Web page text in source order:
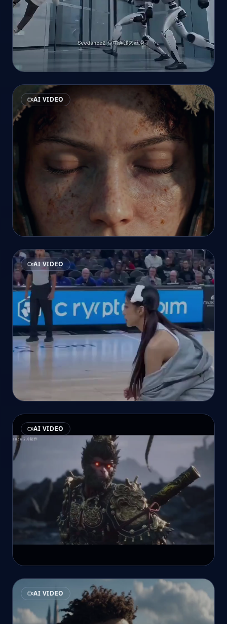
AI VIDEO
AI VIDEO
AI VIDEO
AI VIDEO